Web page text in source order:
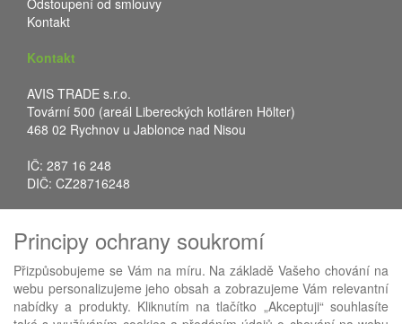
Odstoupení od smlouvy
Kontakt
Kontakt
AVIS TRADE s.r.o.
Tovární 500 (areál Libereckých kotláren Hölter)
468 02 Rychnov u Jablonce nad Nisou
IČ: 287 16 248
DIČ: CZ28716248
Fax: +420 483 034 590
E-mail:info@avistrade.cz
Web:www.avistrade.cz
Principy ochrany soukromí
Přizpůsobujeme se Vám na míru. Na základě Vašeho chování na
webu personalizujeme jeho obsah a zobrazujeme Vám relevantní
nabídky a produkty. Kliknutím na tlačítko „Akceptuji“ souhlasíte